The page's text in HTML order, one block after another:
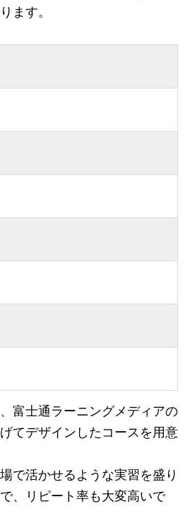
ます。
富士通ラーニングメディアの
てデザインしたコースを用意
で活かせるような実習を盛り
、リピート率も大変高いで